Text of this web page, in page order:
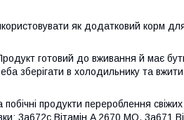
як додатковий корм
готовий до вживання й має
зберігати в холодильнику та
продукти перероблення
3a672c Вітамін A 2670 МО, 3a671